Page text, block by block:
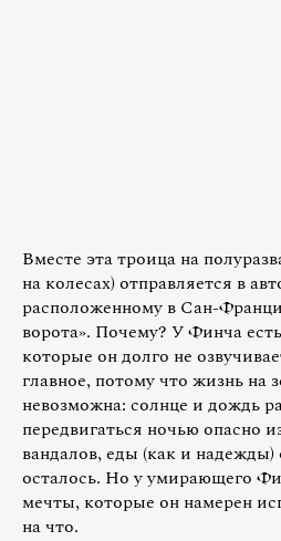
Вместе эта троица на
на колесах) отправляется в
расположенному в Сан-
ворота». Почему? У Финча
которые он долго не
главное, потому что жизнь на
невозможна: солнце и дождь
передвигаться ночью опасно
вандалов, еды (как и
осталось. Но у умирающего
мечты, которые он намерен
на что.